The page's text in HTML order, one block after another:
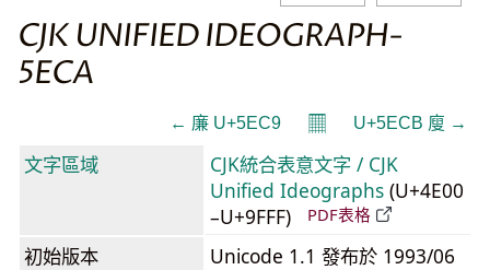
CJK UNIFIED IDEOGRAPH-
5ECA
← 廉 U+5EC9 𝄜 U+5ECB 廋 →
文字區域
CJK統合表意文字 / CJK
Unified Ideographs (U+4E00
–U+9FFF)
PDF表格
初始版本
Unicode 1.1 發布於 1993/06